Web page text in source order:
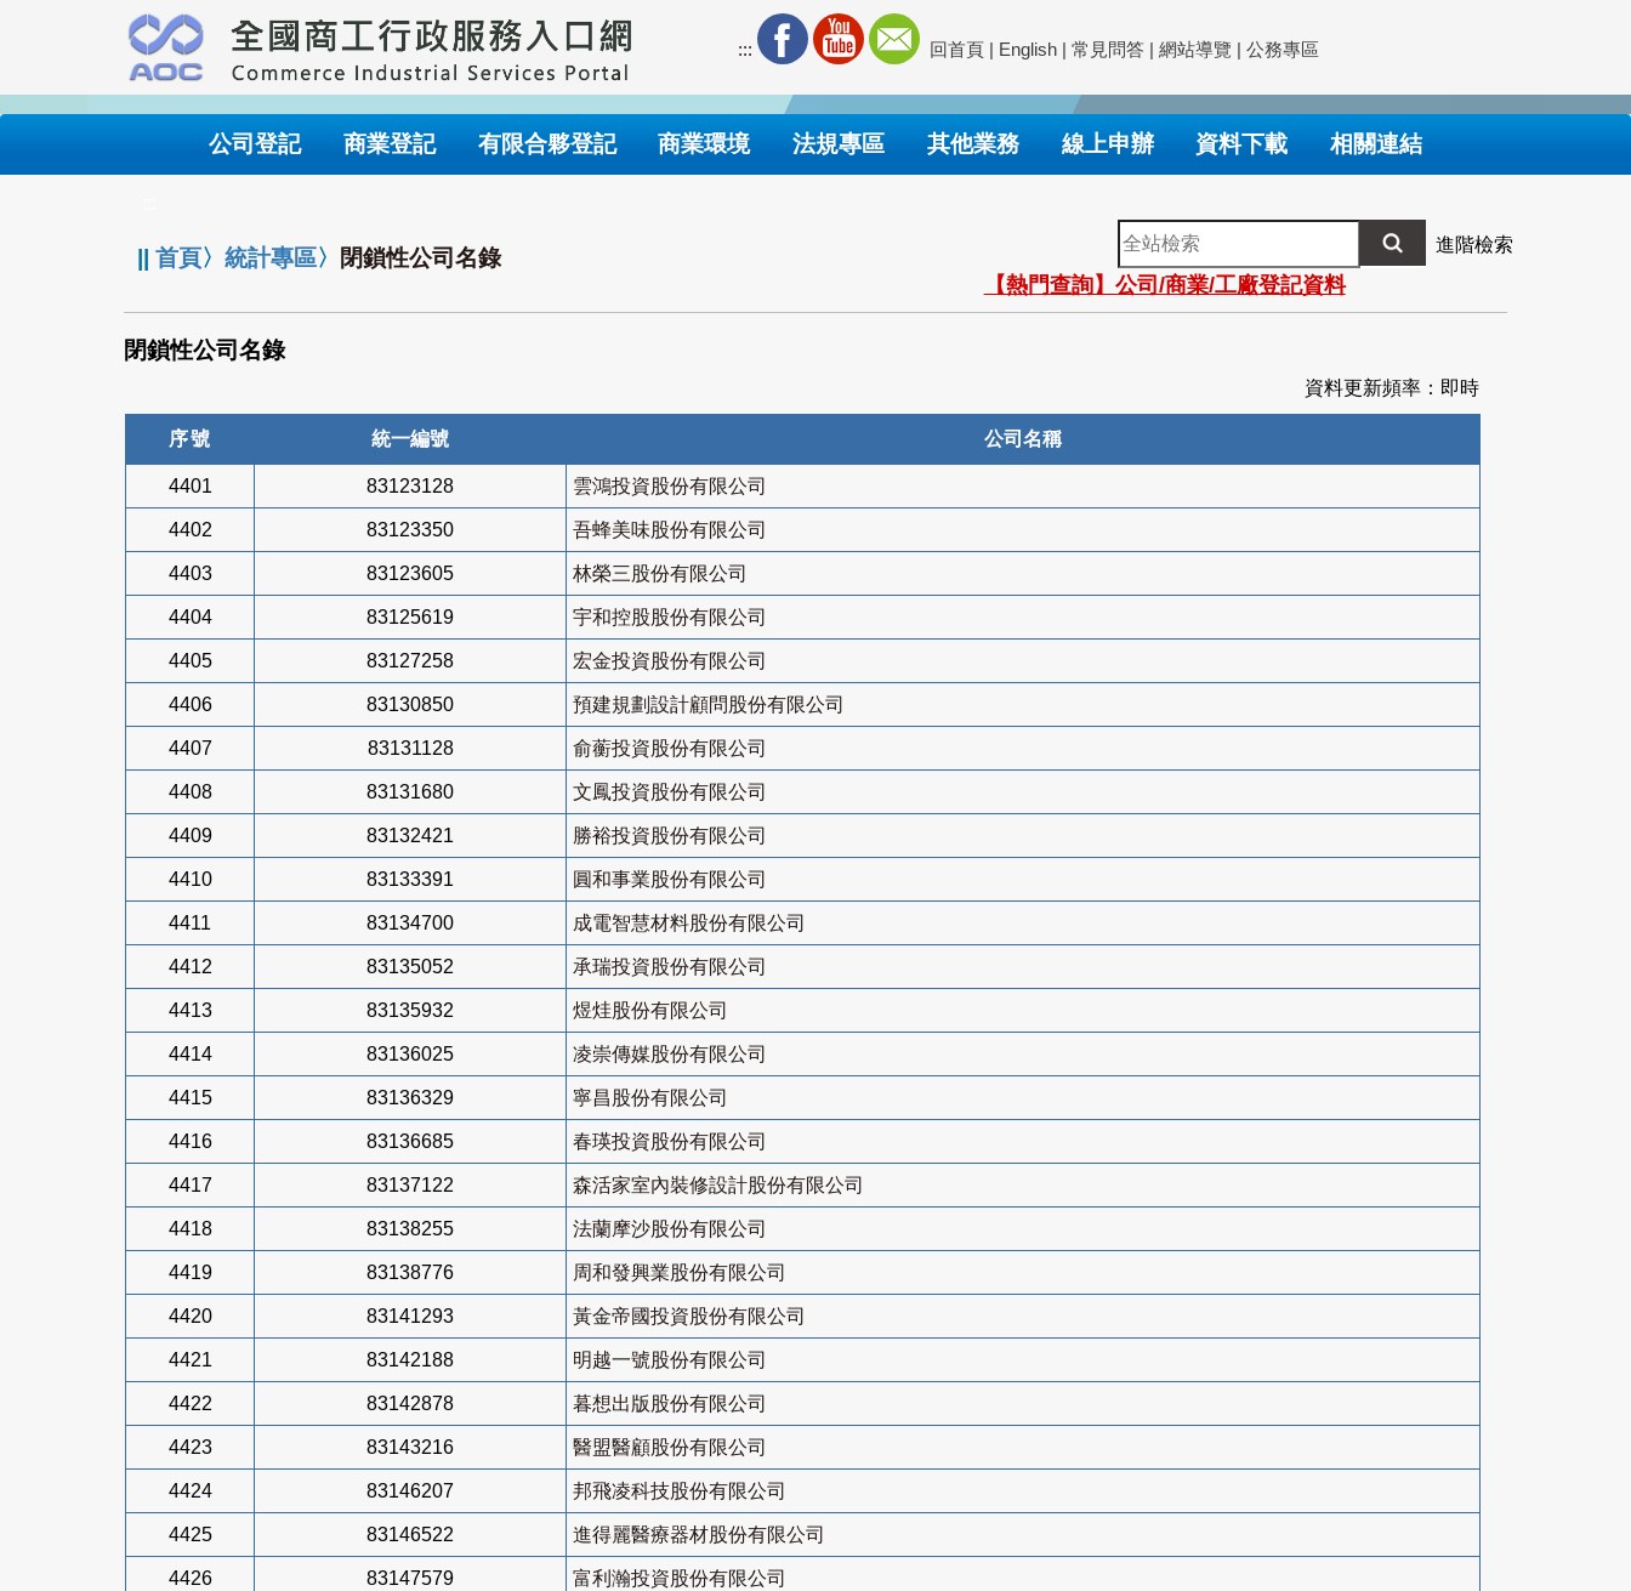
要
內
::: 回首頁 | English | 常見問答 | 網站導覽 | 公務專區
公司登記 商業登記 有限合夥登記 商業環境 法規專區 其他業務 線上申辦 資料下載 相關連結
||首頁〉統計專區〉 閉鎖性公司名錄
全
站
檢
索
進階檢索
【熱門查詢】公司/商業/工廠登記資料
閉鎖性公司名錄
資料更新頻率：即時
序號 統一編號 公司名稱
4401 83123128 雲鴻投資股份有限公司
4402 83123350 吾蜂美味股份有限公司
4403 83123605 林榮三股份有限公司
4404 83125619 宇和控股股份有限公司
4405 83127258 宏金投資股份有限公司
4406 83130850 預建規劃設計顧問股份有限公司
4407 83131128 俞蘅投資股份有限公司
4408 83131680 文鳳投資股份有限公司
4409 83132421 勝裕投資股份有限公司
4410 83133391 圓和事業股份有限公司
4411 83134700 成電智慧材料股份有限公司
4412 83135052 承瑞投資股份有限公司
4413 83135932 煜烓股份有限公司
4414 83136025 凌崇傳媒股份有限公司
4415 83136329 寧昌股份有限公司
4416 83136685 春瑛投資股份有限公司
4417 83137122 森活家室內裝修設計股份有限公司
4418 83138255 法蘭摩沙股份有限公司
4419 83138776 周和發興業股份有限公司
4420 83141293 黃金帝國投資股份有限公司
4421 83142188 明越一號股份有限公司
4422 83142878 暮想出版股份有限公司
4423 83143216 醫盟醫顧股份有限公司
4424 83146207 邦飛凌科技股份有限公司
4425 83146522 進得麗醫療器材股份有限公司
4426 83147579 富利瀚投資股份有限公司